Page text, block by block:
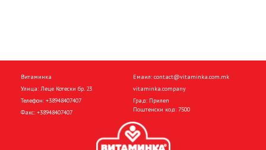
Витаминка
Улица: Леце Котески бр. 23
Телефон: +38948407407
Факс: +38948407407
Емаил: contact@vitaminka.com.mk
vitaminka.company
Град: Прилеп
Поштенски код: 7500